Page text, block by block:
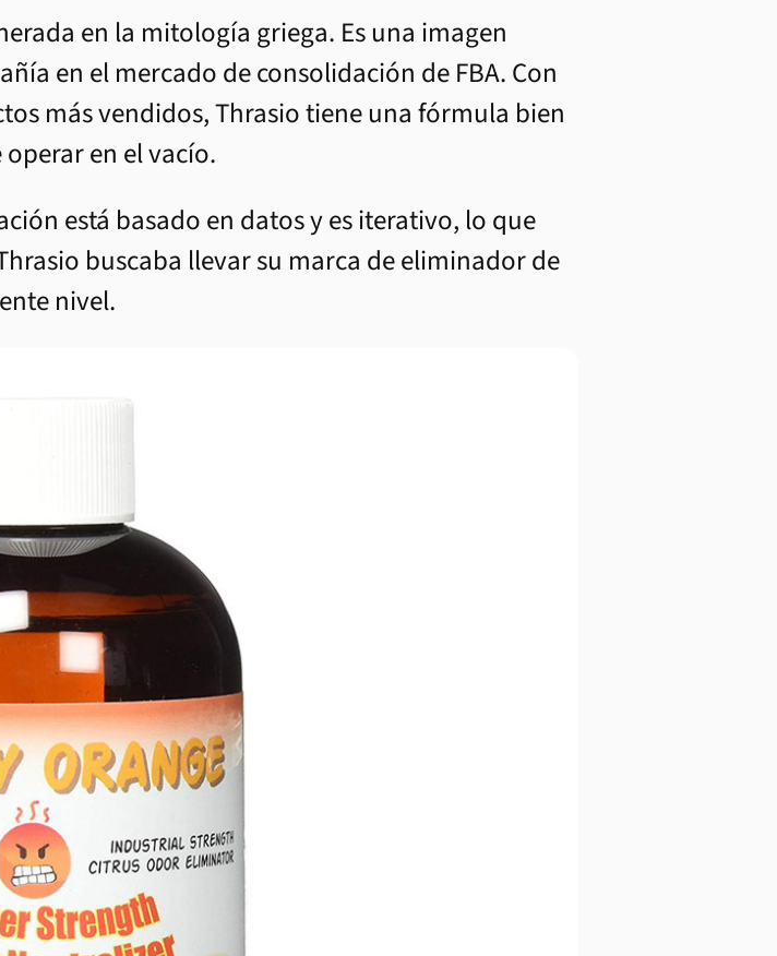
en la mitología griega. Es una imagen
en el mercado de consolidación de FBA. Con
más vendidos, Thrasio tiene una fórmula bien
en el vacío.
está basado en datos y es iterativo, lo que
buscaba llevar su marca de eliminador de
nivel.